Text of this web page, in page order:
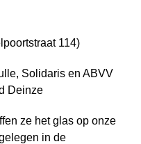
114)
Solidaris en ABVV
Deinze
ze het glas op onze
in de